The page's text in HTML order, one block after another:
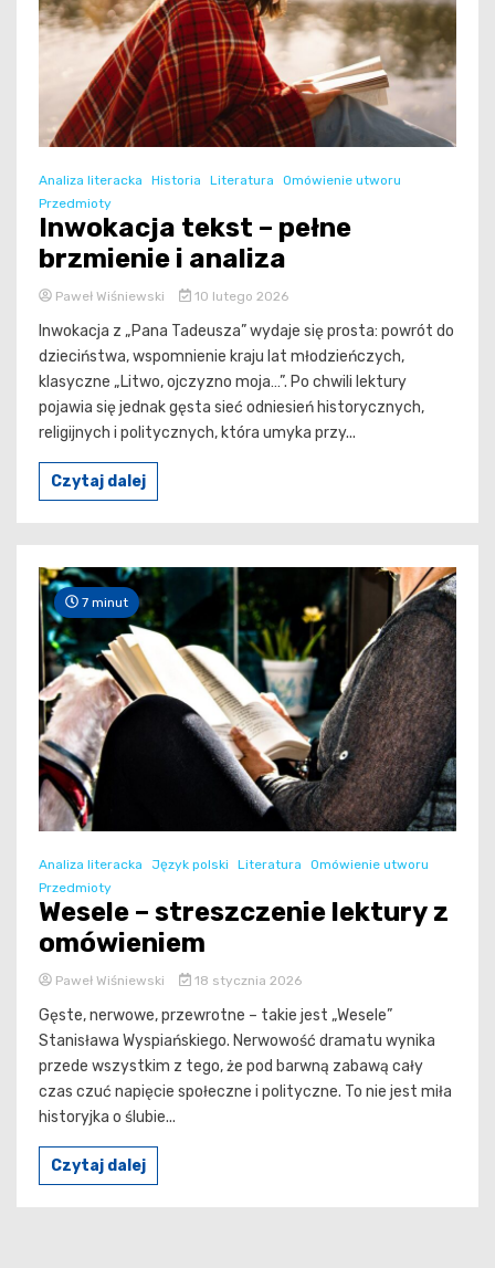
Analiza literacka Historia Literatura
Omówienie utworu
Przedmioty
Inwokacja tekst – pełne
brzmienie i analiza
Paweł Wiśniewski 10 lutego 2026
Inwokacja z „Pana Tadeusza” wydaje się prosta: powrót do
dzieciństwa, wspomnienie kraju lat młodzieńczych,
klasyczne „Litwo, ojczyzno moja…”. Po chwili lektury
pojawia się jednak gęsta sieć odniesień historycznych,
religijnych i politycznych, która umyka przy...
Czytaj dalej
7 minut
Analiza literacka Język polski Literatura
Omówienie utworu
Przedmioty
Wesele – streszczenie lektury z
omówieniem
Paweł Wiśniewski 18 stycznia 2026
Gęste, nerwowe, przewrotne – takie jest „Wesele”
Stanisława Wyspiańskiego. Nerwowość dramatu wynika
przede wszystkim z tego, że pod barwną zabawą cały
czas czuć napięcie społeczne i polityczne. To nie jest miła
historyjka o ślubie...
Czytaj dalej